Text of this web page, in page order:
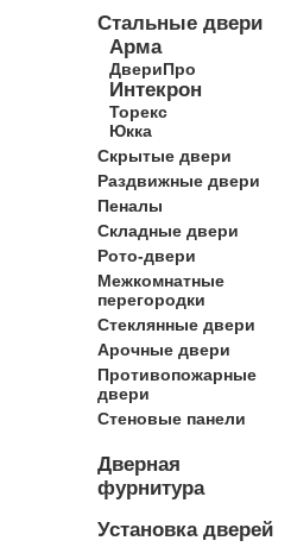
Стальные двери
Арма
ДвериПро
Интекрон
Торекс
Юкка
Скрытые двери
Раздвижные двери
Пеналы
Складные двери
Рото-двери
Межкомнатные
перегородки
Стеклянные двери
Арочные двери
Противопожарные
двери
Стеновые панели
Дверная
фурнитура
Установка дверей